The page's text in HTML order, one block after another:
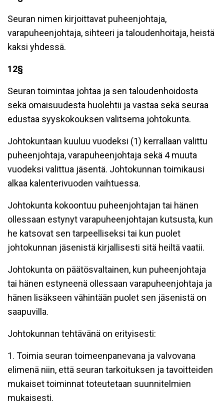
Seuran nimen kirjoittavat puheenjohtaja,
varapuheenjohtaja, sihteeri ja taloudenhoitaja, heistä
kaksi yhdessä.
12§
Seuran toimintaa johtaa ja sen taloudenhoidosta
sekä omaisuudesta huolehtii ja vastaa sekä seuraa
edustaa syyskokouksen valitsema johtokunta.
Johtokuntaan kuuluu vuodeksi (1) kerrallaan valittu
puheenjohtaja, varapuheenjohtaja sekä 4 muuta
vuodeksi valittua jäsentä. Johtokunnan toimikausi
alkaa kalenterivuoden vaihtuessa.
Johtokunta kokoontuu puheenjohtajan tai hänen
ollessaan estynyt varapuheenjohtajan kutsusta, kun
he katsovat sen tarpeelliseksi tai kun puolet
johtokunnan jäsenistä kirjallisesti sitä heiltä vaatii.
Johtokunta on päätösvaltainen, kun puheenjohtaja
tai hänen estyneenä ollessaan varapuheenjohtaja ja
hänen lisäkseen vähintään puolet sen jäsenistä on
saapuvilla.
Johtokunnan tehtävänä on erityisesti:
1. Toimia seuran toimeenpanevana ja valvovana
elimenä niin, että seuran tarkoituksen ja tavoitteiden
mukaiset toiminnat toteutetaan suunnitelmien
mukaisesti.